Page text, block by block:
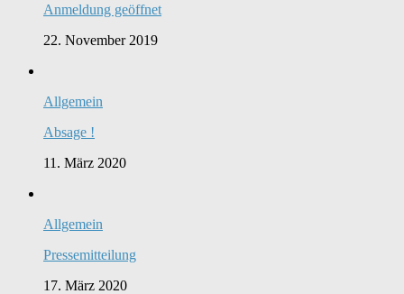
Anmeldung geöffnet
22. November 2019
Allgemein
Absage !
11. März 2020
Allgemein
Pressemitteilung
17. März 2020